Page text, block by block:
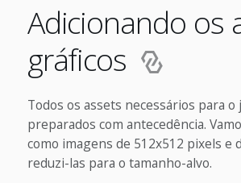
Adicionando os
gráficos
Todos os assets necessários para
preparados com antecedência.
como imagens de 512x512 pixels e
reduzi-las para o tamanho-alvo.